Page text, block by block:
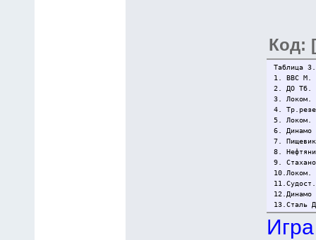
Код:
Таблица
1. ВВС М.
2. ДО Тб.
3.
4.
5.
6.
7.
8.
9.
13.Сталь